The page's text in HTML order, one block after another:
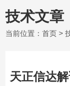
技术文章
当前位置：首页 >
天正信达